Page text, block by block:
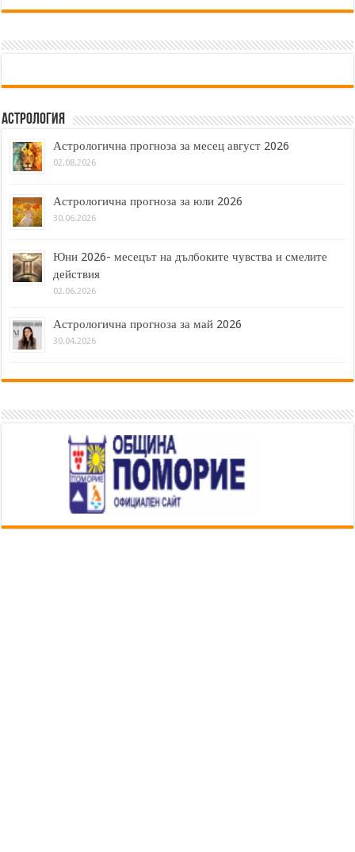
Астрология
Астрологична прогноза за месец август 2026
02.08.2026
Астрологична прогноза за юли 2026
30.06.2026
Юни 2026- месецът на дълбоките чувства и смелите
действия
02.06.2026
Астрологична прогноза за май 2026
30.04.2026